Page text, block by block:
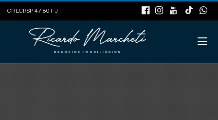
CRECI/SP 47.801-J